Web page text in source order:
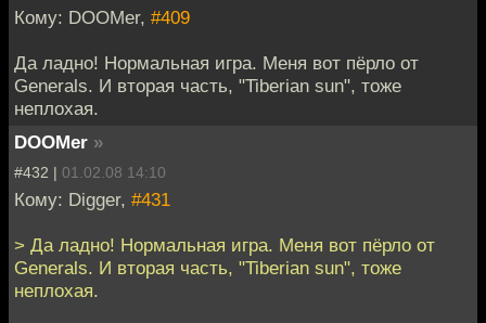
Кому: DOOMer, #409
Да ладно! Нормальная игра. Меня вот пёрло от
Generals. И вторая часть, "Tiberian sun", тоже
неплохая.
DOOMer »
#432 | 01.02.08 14:10
Кому: Digger, #431
> Да ладно! Нормальная игра. Меня вот пёрло от
Generals. И вторая часть, "Tiberian sun", тоже
неплохая.